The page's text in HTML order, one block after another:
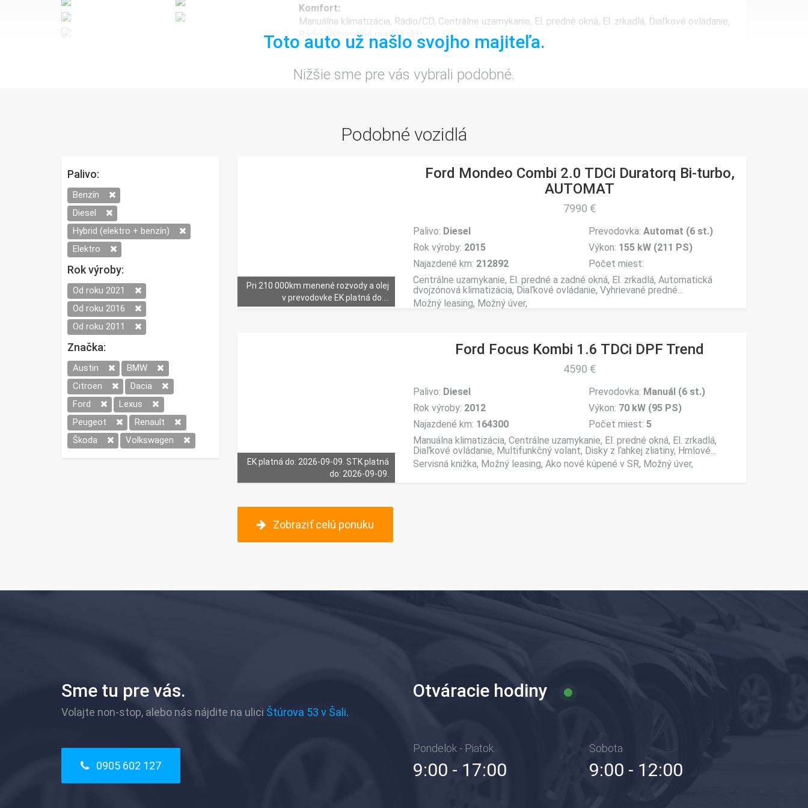
Komfort:
Manuálna klimatizácia, Rádio/CD, Centrálne uzamykanie, El. predné okná, El. zrkadlá, Diaľkové ovládanie,
Rádio, Vyhrievané predné sklo,
EBD/EBV, ABS, Isofix,
Stav vozidla:
Možný leasing, Možný úver,
Nová STK EK platná do: 2027-10-02. STK platná do: 2027-10-02.
Toto auto už našlo svojho majiteľa.
Nižšie sme pre vás vybrali podobné.
Podobné vozidlá
Palivo:
Benzín
Diesel
Hybrid (elektro + benzín)
Elektro
Rok výroby:
Od roku 2021
Od roku 2016
Od roku 2011
Značka:
Austin
BMW
Citroen
Dacia
Ford
Lexus
Peugeot
Renault
Škoda
Volkswagen
Pri 210 000km menené rozvody a olej
v prevodovke EK platná do:...
Ford Mondeo Combi 2.0 TDCi Duratorq Bi-turbo,
AUTOMAT
7990 €
Palivo: Diesel
Rok výroby: 2015
Najazdené km: 212892
Prevodovka:Automat (6 st.)
Výkon: 155 kW (211 PS)
Počet miest:
Centrálne uzamykanie, El. predné a zadné okná, El. zrkadlá, Automatická
dvojzónová klimatizácia, Diaľkové ovládanie, Vyhrievané predné...
Možný leasing, Možný úver,
EK platná do: 2026-09-09. STK platná
do: 2026-09-09.
Ford Focus Kombi 1.6 TDCi DPF Trend
4590 €
Palivo: Diesel
Rok výroby: 2012
Najazdené km: 164300
Prevodovka: Manuál (6 st.)
Výkon: 70 kW (95 PS)
Počet miest:5
Manuálna klimatizácia, Centrálne uzamykanie, El. predné okná, El. zrkadlá,
Diaľkové ovládanie, Multifunkčný volant, Disky z ľahkej zliatiny, Hmlové...
Servisná knižka, Možný leasing, Ako nové kúpené v SR, Možný úver,
Zobraziť celú ponuku
Sme tu pre vás.
Volajte non-stop, alebo nás nájdite na ulici Štúrova 53 v Šali.
0905 602 127
Otváracie hodiny
Pondelok - Piatok
9:00 - 17:00
Sobota
9:00 - 12:00